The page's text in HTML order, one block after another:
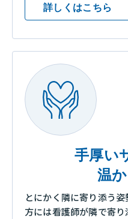
詳しくはこちら
手厚い
温
とにかく隣に寄り添う
方には看護師が隣で寄